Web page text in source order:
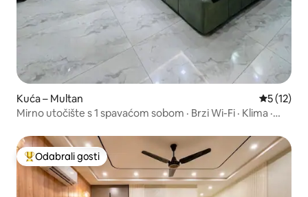
Kuća – Multan Prosječna
5 (12)
Mirno utočište s 1 spavaćom sobom · Brzi Wi-Fi · Klima ·
Među najviše rangiranima s oznakom „Odabrali gosti”
Odabrali gosti